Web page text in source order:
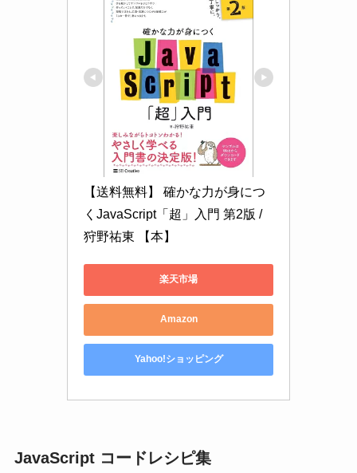
【送料無料】 確かな力が身につ
くJavaScript「超」入門 第2版 /
狩野祐東 【本】
楽天市場
Amazon
Yahoo!ショッピング
JavaScript コードレシピ集